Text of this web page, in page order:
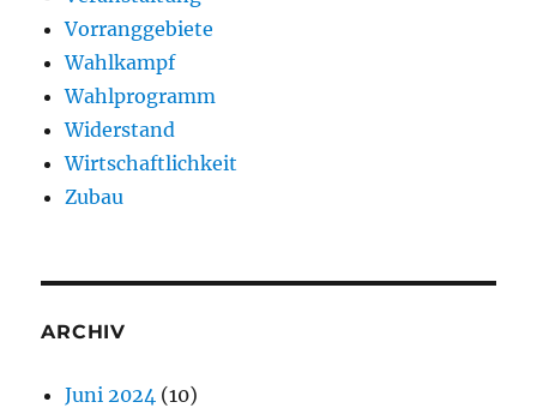
Vorranggebiete
Wahlkampf
Wahlprogramm
Widerstand
Wirtschaftlichkeit
Zubau
ARCHIV
Juni 2024 (10)